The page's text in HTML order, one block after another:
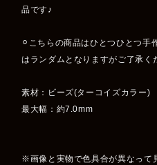
品です♪
⚪︎こちらの商品はひとつひとつ手
はランダムとなりますがご了承く
素材：ビーズ(ターコイズカラー)
最大幅：約7.0mm
※画像と実物で色具合が異なって